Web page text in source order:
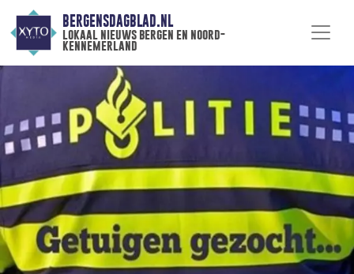
BERGENSDAGBLAD.NL
lokaal nieuws bergen en noord-
kennemerland